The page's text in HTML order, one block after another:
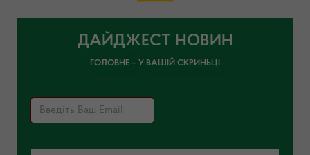
ДАЙДЖЕСТ НОВИН
ГОЛОВНЕ – У ВАШІЙ СКРИНЬЦІ